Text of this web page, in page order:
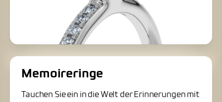
Memoireringe
Tauchen Sie ein in die Welt der Erinnerungen mit